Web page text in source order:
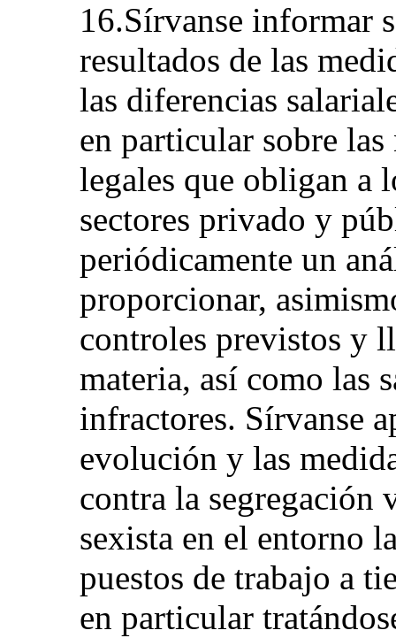
16.Sírvanse informar
resultados de las
las diferencias
en particular sobre
legales que obligan a
sectores privado y
periódicamente un
proporcionar,
controles previstos y
materia, así como las
infractores. Sírvanse
evolución y las
contra la
sexista en el entorno
puestos de trabajo a
en particular